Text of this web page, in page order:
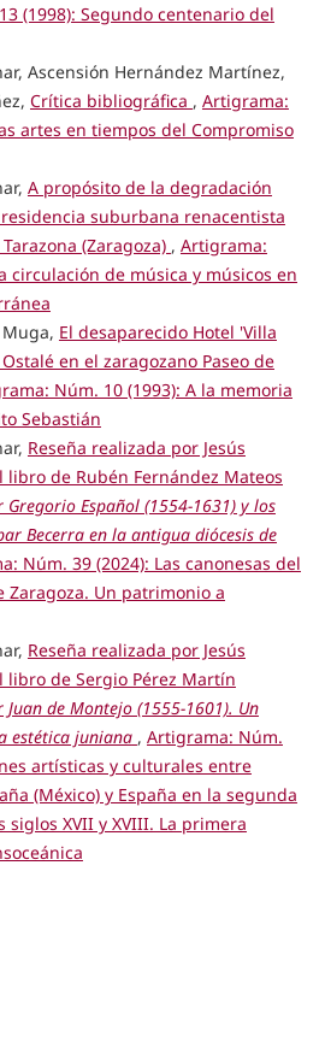
(1998): Segundo centenario del
Ascensión Hernández Martínez,
Crítica bibliográfica , Artigrama:
artes en tiempos del Compromiso
A propósito de la degradación
suburbana renacentista
(Zaragoza) , Artigrama:
circulación de música y músicos en
El desaparecido Hotel 'Villa
en el zaragozano Paseo de
Núm. 10 (1993): A la memoria
Sebastián
Reseña realizada por Jesús
de Rubén Fernández Mateos
Gregorio Español (1554-1631) y los
Becerra en la antigua diócesis de
Núm. 39 (2024): Las canonesas del
Zaragoza. Un patrimonio a
Reseña realizada por Jesús
libro de Sergio Pérez Martín
Juan de Montejo (1555-1601). Un
estética juniana , Artigrama: Núm.
artísticas y culturales entre
(México) y España en la segunda
siglos XVII y XVIII. La primera